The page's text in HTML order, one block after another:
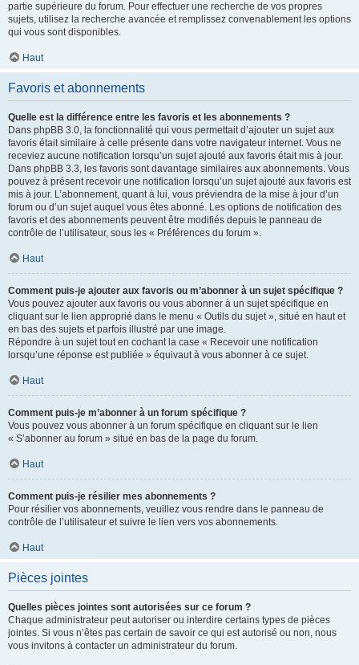
partie supérieure du forum. Pour effectuer une recherche de vos propres
sujets, utilisez la recherche avancée et remplissez convenablement les options
qui vous sont disponibles.
Haut
Favoris et abonnements
Quelle est la différence entre les favoris et les abonnements ?
Dans phpBB 3.0, la fonctionnalité qui vous permettait d’ajouter un sujet aux
favoris était similaire à celle présente dans votre navigateur internet. Vous ne
receviez aucune notification lorsqu’un sujet ajouté aux favoris était mis à jour.
Dans phpBB 3.3, les favoris sont davantage similaires aux abonnements. Vous
pouvez à présent recevoir une notification lorsqu’un sujet ajouté aux favoris est
mis à jour. L’abonnement, quant à lui, vous préviendra de la mise à jour d’un
forum ou d’un sujet auquel vous êtes abonné. Les options de notification des
favoris et des abonnements peuvent être modifiés depuis le panneau de
contrôle de l’utilisateur, sous les « Préférences du forum ».
Haut
Comment puis-je ajouter aux favoris ou m’abonner à un sujet spécifique ?
Vous pouvez ajouter aux favoris ou vous abonner à un sujet spécifique en
cliquant sur le lien approprié dans le menu « Outils du sujet », situé en haut et
en bas des sujets et parfois illustré par une image.
Répondre à un sujet tout en cochant la case « Recevoir une notification
lorsqu’une réponse est publiée » équivaut à vous abonner à ce sujet.
Haut
Comment puis-je m’abonner à un forum spécifique ?
Vous pouvez vous abonner à un forum spécifique en cliquant sur le lien
« S’abonner au forum » situé en bas de la page du forum.
Haut
Comment puis-je résilier mes abonnements ?
Pour résilier vos abonnements, veuillez vous rendre dans le panneau de
contrôle de l’utilisateur et suivre le lien vers vos abonnements.
Haut
Pièces jointes
Quelles pièces jointes sont autorisées sur ce forum ?
Chaque administrateur peut autoriser ou interdire certains types de pièces
jointes. Si vous n’êtes pas certain de savoir ce qui est autorisé ou non, nous
vous invitons à contacter un administrateur du forum.